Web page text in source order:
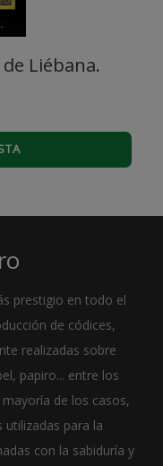
Liébana.
prestigio en todo el
de códices,
realizadas sobre
papiro... entre los
de los casos,
utilizadas para la
con la sabiduría y